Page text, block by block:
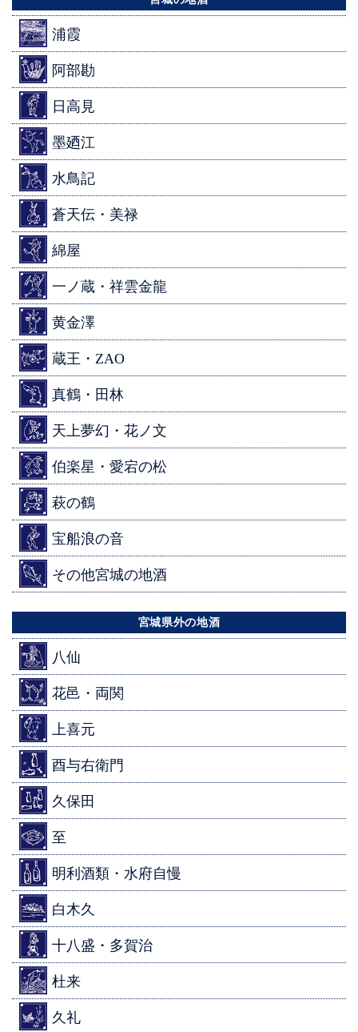
浦霞
阿部勘
日高見
墨廼江
水鳥記
蒼天伝・美禄
綿屋
一ノ蔵・祥雲金龍
黄金澤
蔵王・ZAO
真鶴・田林
天上夢幻・花ノ文
伯楽星・愛宕の松
萩の鶴
宝船浪の音
その他宮城の地酒
宮城県外の地酒
八仙
花邑・両関
上喜元
酉与右衛門
久保田
至
明利酒類・水府自慢
白木久
十八盛・多賀治
杜来
久礼